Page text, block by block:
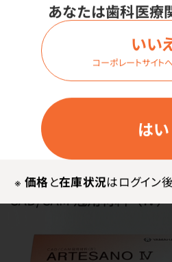
あなたは歯科医療
はい
いい
コーポレートサイト
※ 価格と在庫状況はログイン
ご注文はこち